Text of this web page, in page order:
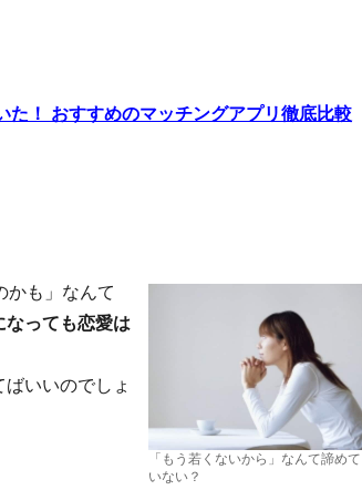
た！ おすすめのマッチングアプリ徹底比較
「もう若くないから」なんて諦めて
いない？
かも」なんて
なっても恋愛は
いいのでしょ